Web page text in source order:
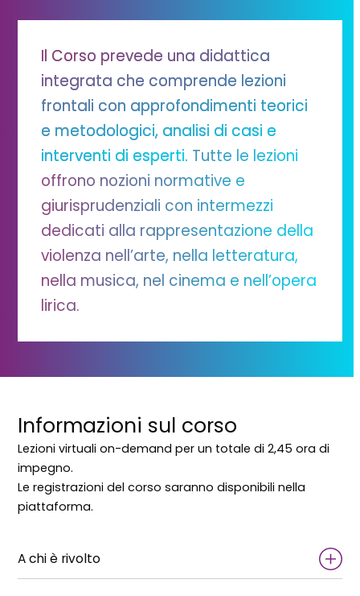
Il Corso prevede una didattica
integrata che comprende lezioni
frontali con approfondimenti teorici
e metodologici, analisi di casi e
interventi di esperti. Tutte le lezioni
offrono nozioni normative e
giurisprudenziali con intermezzi
dedicati alla rappresentazione della
violenza nell’arte, nella letteratura,
nella musica, nel cinema e nell’opera
lirica.
Informazioni sul corso
Lezioni virtuali on-demand per un totale di 2,45 ora di
impegno.
Le registrazioni del corso saranno disponibili nella
piattaforma.
A chi è rivolto